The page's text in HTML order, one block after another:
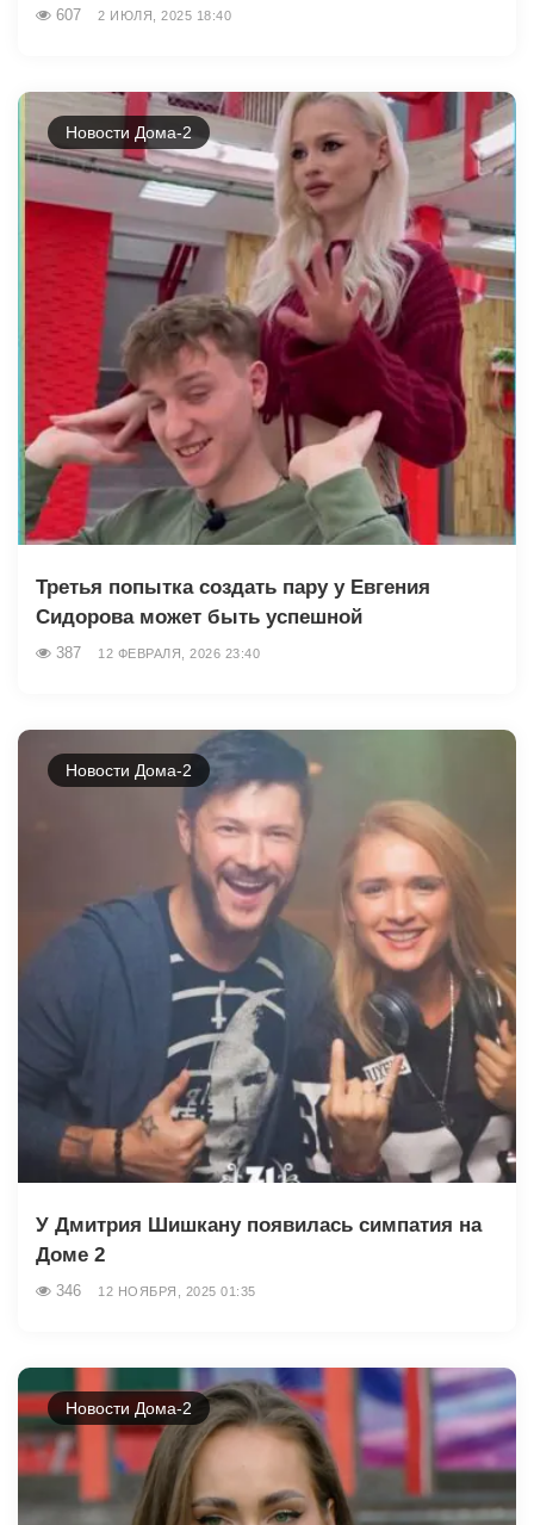
607 2 ИЮЛЯ, 2025 18:40
Новости Дома-2
Третья попытка создать пару у Евгения
Сидорова может быть успешной
387 12 ФЕВРАЛЯ, 2026 23:40
Новости Дома-2
У Дмитрия Шишкану появилась симпатия на
Доме 2
346 12 НОЯБРЯ, 2025 01:35
Новости Дома-2